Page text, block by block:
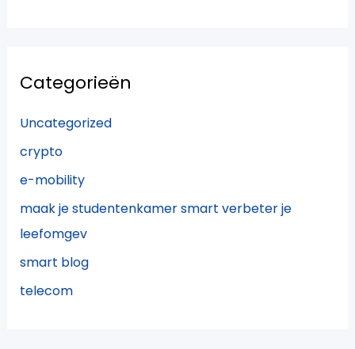
Categorieën
Uncategorized
crypto
e-mobility
maak je studentenkamer smart verbeter je
leefomgev
smart blog
telecom